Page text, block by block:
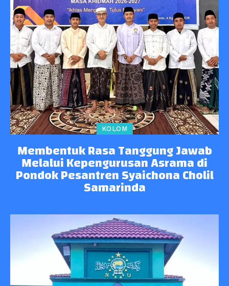
KOLOM
Membentuk Rasa Tanggung Jawab
Melalui Kepengurusan Asrama di
Pondok Pesantren Syaichona Cholil
Samarinda